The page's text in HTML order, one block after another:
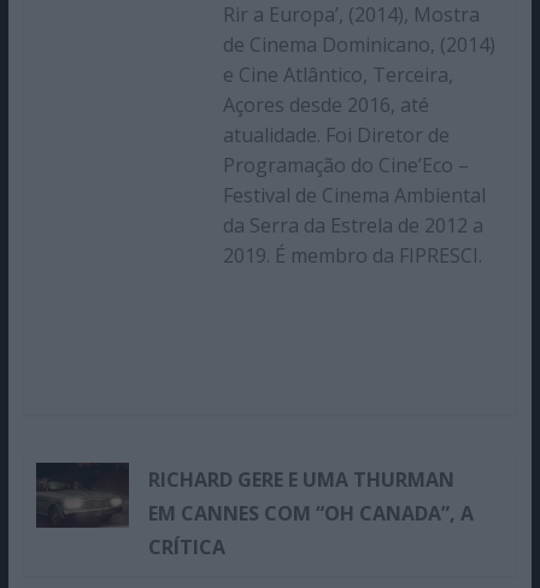
Rir a Europa’, (2014), Mostra
de Cinema Dominicano, (2014)
e Cine Atlântico, Terceira,
Açores desde 2016, até
atualidade. Foi Diretor de
Programação do Cine’Eco –
Festival de Cinema Ambiental
da Serra da Estrela de 2012 a
2019. É membro da FIPRESCI.
RICHARD GERE E UMA THURMAN
EM CANNES COM “OH CANADA”, A
CRÍTICA